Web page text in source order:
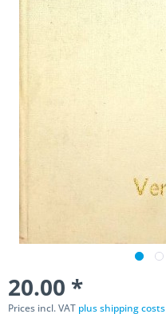
20.00 *
Prices incl. VAT plus shipping costs